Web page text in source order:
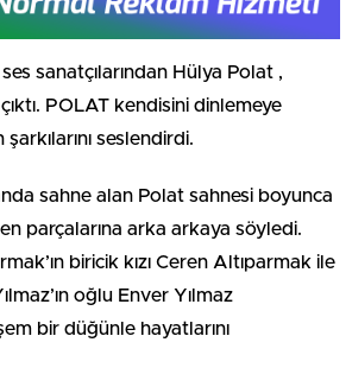
sanatçılarından Hülya Polat ,
çıktı. POLAT kendisini dinlemeye
seslendirdi.
sahne alan Polat sahnesi boyunca
parçalarına arka arkaya söyledi.
biricik kızı Ceren Altıparmak ile
oğlu Enver Yılmaz
bir düğünle hayatlarını